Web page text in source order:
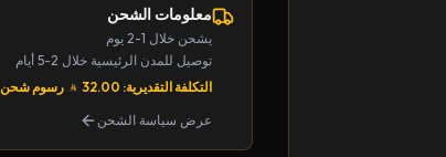
معلومات الشحن
يشحن خلال 1-2 يوم
توصيل للمدن الرئيسية خلال 2-5 أيام
التكلفة التقديرية: 32.00
رسوم شحن
عرض سياسة الشحن